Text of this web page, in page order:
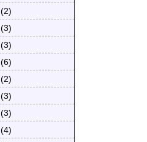
(2)
(3)
(3)
(6)
(2)
(3)
(3)
(4)